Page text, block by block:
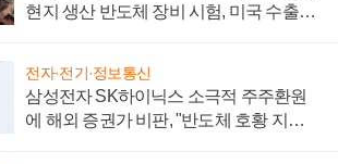
현지 생산 반도체 장비 시험, 미국 수출통
전자·전기·정보통신
삼성전자 SK하이닉스 소극적 주주환원
에 해외 증권가 비판, "반도체 호황 지속